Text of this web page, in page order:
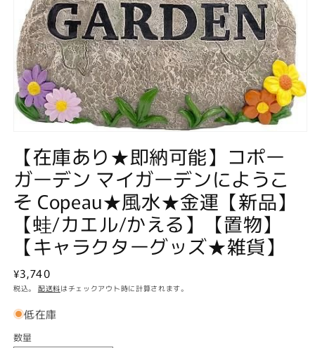
ル
で
メ
デ
開
く
【在庫あり★即納可能】コポー
ガーデン マイガーデンにようこ
そ Copeau★風水★金運【新品】
【蛙/カエル/かえる】【置物】
【キャラクターグッズ★雑貨】
通
常
価
格
¥3,740
税込。 配送料はチェックアウト時に計算されます。
低在庫
数
数量